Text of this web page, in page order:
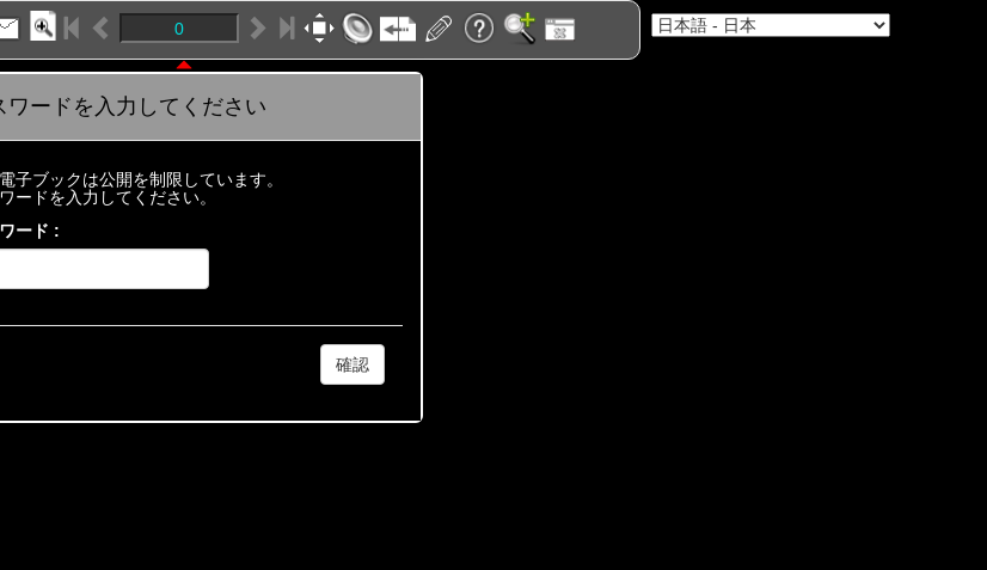
ワードを入力してください
子ブックは公開を制限しています。
ードを入力してください。
ード :
確認